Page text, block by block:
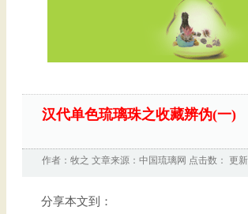
汉代单色琉璃珠之收藏辨伪(一)
作者： 牧之 文章来源： 中国琉璃网 点击数： 更
分享本文到：